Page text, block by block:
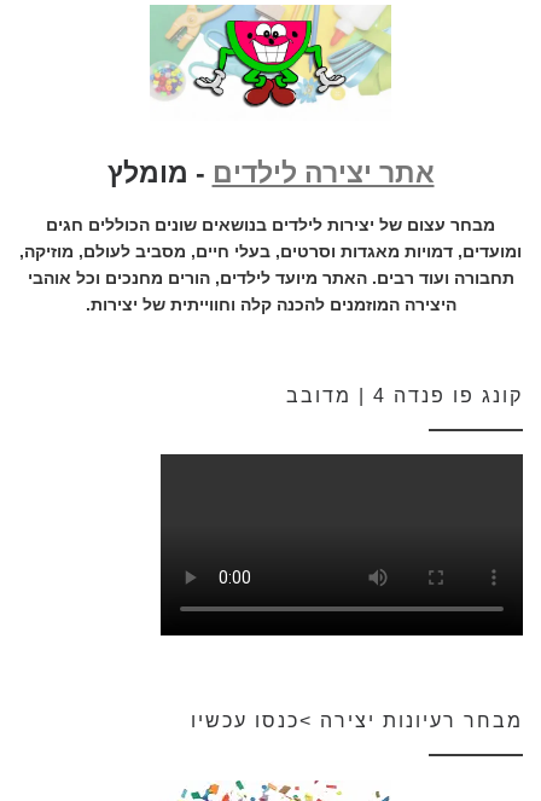
אתר יצירה לילדים - מומלץ
מבחר עצום של יצירות לילדים בנושאים שונים הכוללים חגים
ומועדים, דמויות מאגדות וסרטים, בעלי חיים, מסביב לעולם, מוזיקה,
תחבורה ועוד רבים. האתר מיועד לילדים, הורים מחנכים וכל אוהבי
היצירה המוזמנים להכנה קלה וחווייתית של יצירות.
קונג פו פנדה 4 | מדובב
מבחר רעיונות יצירה >כנסו עכשיו